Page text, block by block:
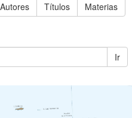
Autores Títulos Materias
Ir